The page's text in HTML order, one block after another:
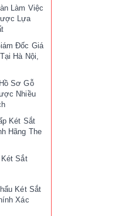
Làm Việc
Lựa
Đốc Giá
Hà Nội,
Sơ Gỗ
Nhiều
Két Sắt
Hãng The
Sắt
Két Sắt
Xác